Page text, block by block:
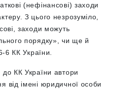
(нефінансові) заходи
З цього незрозуміло,
заходи можуть
порядку», чи ще й
6 КК України.
КК України автори
від імені юридичної особи